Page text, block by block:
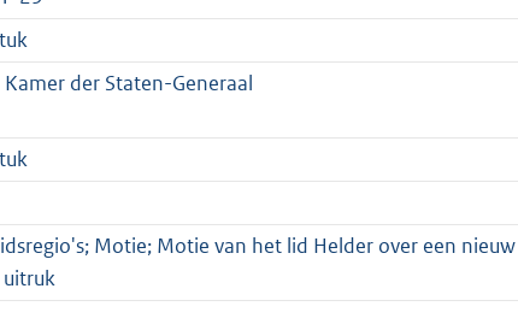
Kamer der Staten-Generaal
Motie; Motie van het lid Helder over een